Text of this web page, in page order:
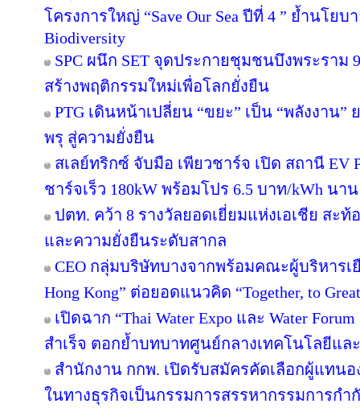
โครงการใหญ่ “Save Our Sea ปีที่ 4 ” ย้ำนโยบ
Biodiversity
SPC ผนึก SET จุดประกายชุมชนบึงพระรา
สร้างพฤติกรรมใหม่เพื่อโลกยั่งยืน
PTG เดินหน้าเปลี่ยน “ขยะ” เป็น “พลังงา
พรุ สู่ความยั่งยืน
สเลย์ทริกซ์ จับมือ เพียวชาร์จ เปิด สถานี EV
ชาร์จเร็ว 180kW พร้อมโปร 6.5 บาท/kWh นา
ปตท. คว้า 8 รางวัลยอดเยี่ยมแห่งเอเชีย สะ
และความยั่งยืนระดับสากล
CEO กลุ่มบริษัทบางจากพร้อมคณะผู้บริหารเ
Hong Kong” ต่อยอดแนวคิด “Together, to
เปิดฉาก “Thai Water Expo และ Water
สำเร็จ ตอกย้ำบทบาทศูนย์กลางเทคโนโลยีแ
สำนักงาน กกพ. เปิดรับสมัครคัดเลือกผู้แทน
ในทางธุรกิจเป็นกรรมการสรรหากรรมการกำ